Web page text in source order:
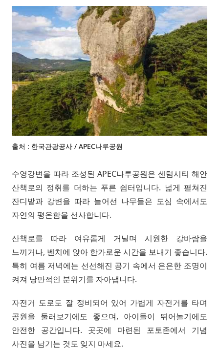
출처 : 한국관광공사 / APEC나루공원
수영강변을 따라 조성된 APEC나루공원은 센텀시티 해안
산책로의 정취를 더하는 푸른 쉼터입니다. 넓게 펼쳐진
잔디밭과 강변을 따라 늘어선 나무들은 도심 속에서도
자연의 평온함을 선사합니다.
산책로를 따라 여유롭게 거닐며 시원한 강바람을
느끼거나, 벤치에 앉아 한가로운 시간을 보내기 좋습니다.
특히 여름 저녁에는 선선해진 공기 속에서 은은한 조명이
켜져 낭만적인 분위기를 자아냅니다.
자전거 도로도 잘 정비되어 있어 가볍게 자전거를 타며
공원을 둘러보기에도 좋으며, 아이들이 뛰어놀기에도
안전한 공간입니다. 곳곳에 마련된 포토존에서 기념
사진을 남기는 것도 잊지 마세요.